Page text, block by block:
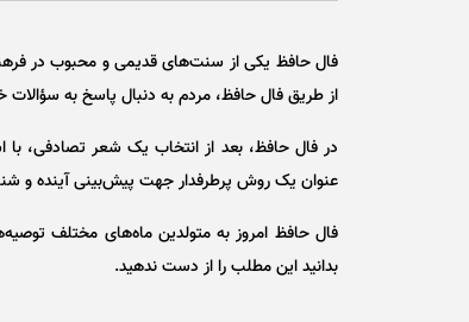
فال حافظ یکی از سنت‌های قدیمی و محبوب در
از طریق فال حافظ، مردم به دنبال پاسخ به سؤالات
در فال حافظ، بعد از انتخاب یک شعر تصادفی، با
عنوان یک روش پرطرفدار جهت پیش‌بینی آینده و
فال حافظ امروز به متولدین ماه‌های مختلف
بدانید این مطلب را از دست ندهید.